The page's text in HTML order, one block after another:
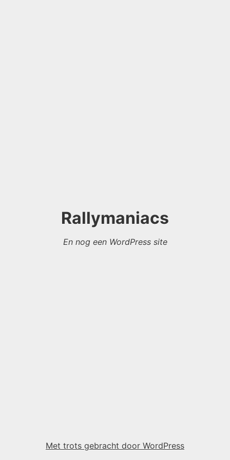
Rallymaniacs
En nog een WordPress site
Met trots gebracht door WordPress